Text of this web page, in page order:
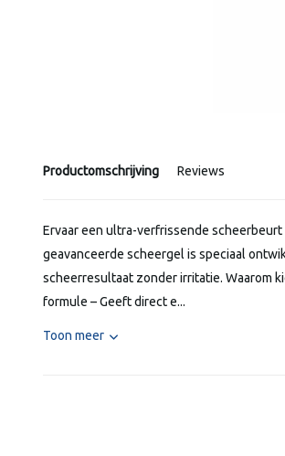
Productomschrijving Reviews
Ervaar een ultra-verfrissende
geavanceerde scheergel is speciaal
scheerresultaat zonder irritatie. Waarom
formule – Geeft direct e...
Toon meer